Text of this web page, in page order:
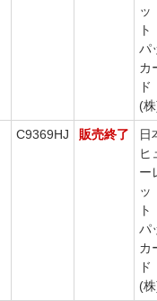
ッ
ト
パ
カ
ド
(
C9369HJ 販売終了
日
ヒ
ー
ッ
ト
パ
カ
ド
(